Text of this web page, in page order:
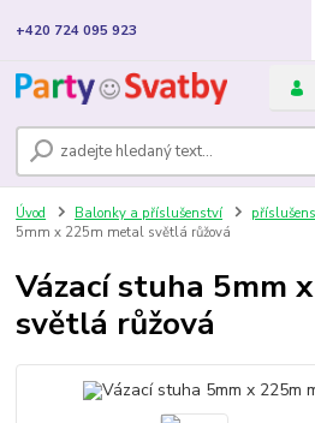
+420 724 095 923
Úvod Balonky a příslušenství
5mm x 225m metal světlá růžová
Vázací stuha 5mm
světlá růžová